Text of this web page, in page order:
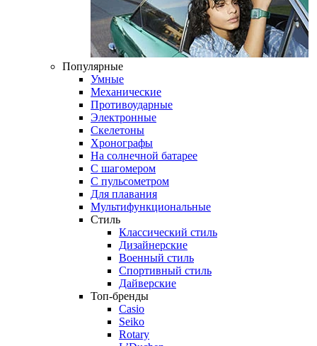
Популярные
Умные
Механические
Противоударные
Электронные
Скелетоны
Хронографы
На солнечной батарее
С шагомером
С пульсометром
Для плавания
Мультифункциональные
Стиль
Классический стиль
Дизайнерские
Военный стиль
Спортивный стиль
Дайверские
Топ-бренды
Casio
Seiko
Rotary